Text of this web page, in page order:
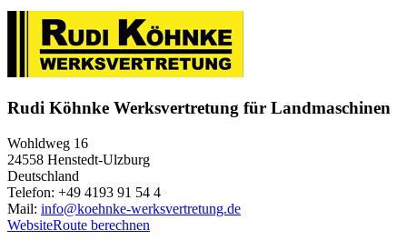
Rudi Köhnke Werksvertretung für Landmaschinen
Wohldweg 16
24558 Henstedt-Ulzburg
Deutschland
Telefon: +49 4193 91 54 4
Mail: info@koehnke-werksvertretung.de
WebsiteRoute berechnen